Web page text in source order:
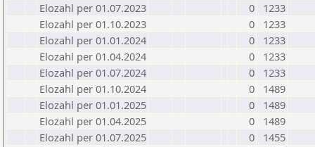
Elozahl per 01.07.2023
0
1233
Elozahl per 01.10.2023
0
1233
Elozahl per 01.01.2024
0
1233
Elozahl per 01.04.2024
0
1233
Elozahl per 01.07.2024
0
1233
Elozahl per 01.10.2024
0
1489
Elozahl per 01.01.2025
0
1489
Elozahl per 01.04.2025
0
1489
Elozahl per 01.07.2025
0
1455